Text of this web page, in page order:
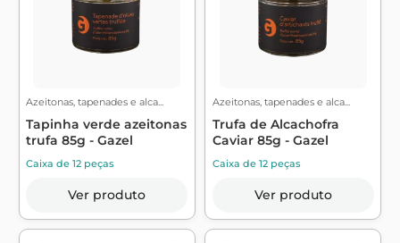
Azeitonas, tapenades e alca...
Tapinha verde azeitonas
trufa 85g - Gazel
Caixa de 12 peças
Ver produto
Azeitonas, tapenades e alca...
Trufa de Alcachofra
Caviar 85g - Gazel
Caixa de 12 peças
Ver produto